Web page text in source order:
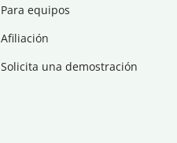
Para equipos
Afiliación
Solicita una demostración